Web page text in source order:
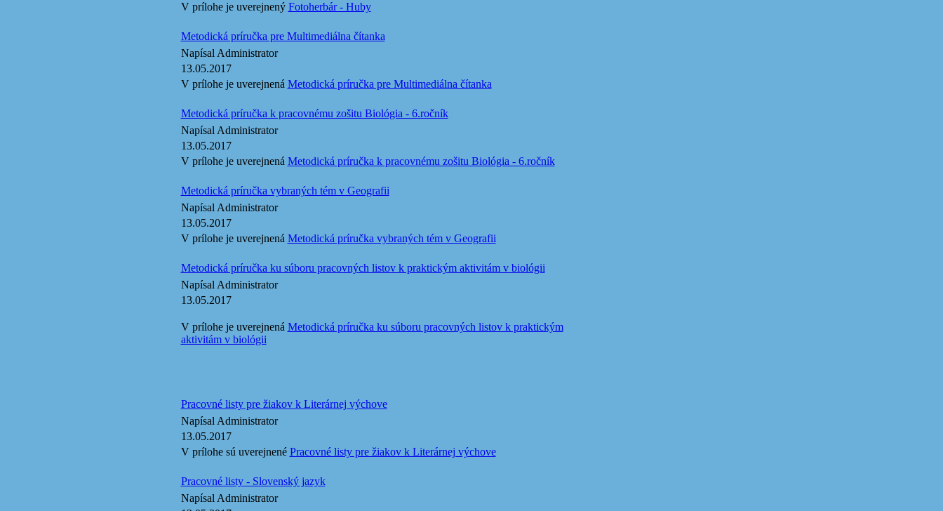
V prílohe je uverejnený Fotoherbár - Huby
Metodická príručka pre Multimediálna čítanka
Napísal Administrator
13.05.2017
V prílohe je uverejnená Metodická príručka pre Multimediálna čítanka
Metodická príručka k pracovnému zošitu Biológia - 6.ročník
Napísal Administrator
13.05.2017
V prílohe je uverejnená Metodická príručka k pracovnému zošitu Biológia - 6.ročník
Metodická príručka vybraných tém v Geografii
Napísal Administrator
13.05.2017
V prílohe je uverejnená Metodická príručka vybraných tém v Geografii
Metodická príručka ku súboru pracovných listov k praktickým aktivitám v biológii
Napísal Administrator
13.05.2017
V prílohe je uverejnená Metodická príručka ku súboru pracovných listov k praktickým
aktivitám v biológii
Pracovné listy pre žiakov k Literárnej výchove
Napísal Administrator
13.05.2017
V prílohe sú uverejnené Pracovné listy pre žiakov k Literárnej výchove
Pracovné listy - Slovenský jazyk
Napísal Administrator